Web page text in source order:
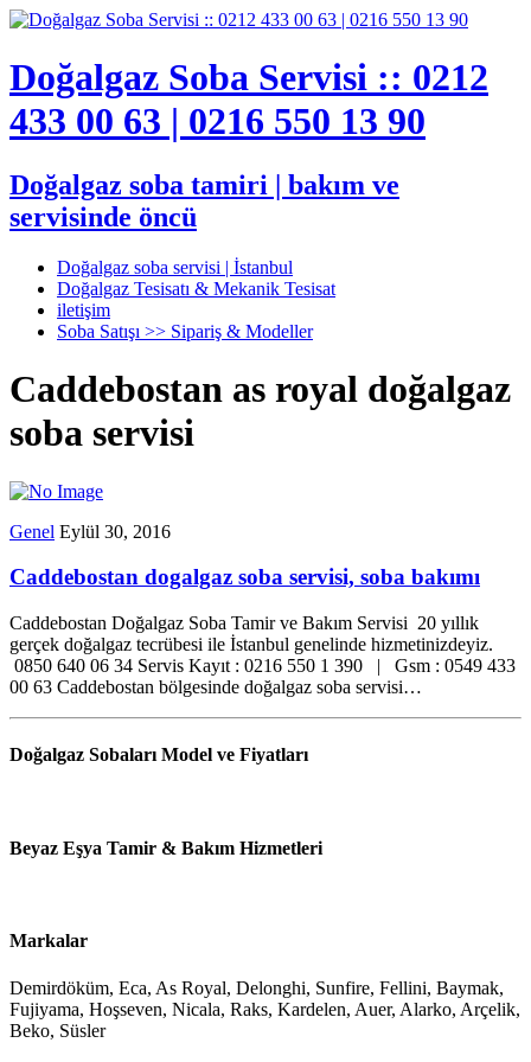
Doğalgaz Soba Servisi :: 0212
433 00 63 | 0216 550 13 90
Doğalgaz soba tamiri | bakım ve
servisinde öncü
Doğalgaz soba servisi | İstanbul
Doğalgaz Tesisatı & Mekanik Tesisat
iletişim
Soba Satışı >> Sipariş & Modeller
Caddebostan as royal doğalgaz
soba servisi
Genel Eylül 30, 2016
Caddebostan dogalgaz soba servisi, soba bakımı
Caddebostan Doğalgaz Soba Tamir ve Bakım Servisi 20 yıllık
gerçek doğalgaz tecrübesi ile İstanbul genelinde hizmetinizdeyiz.
0850 640 06 34 Servis Kayıt : 0216 550 1 390 | Gsm : 0549 433
00 63 Caddebostan bölgesinde doğalgaz soba servisi…
Doğalgaz Sobaları Model ve Fiyatları
Beyaz Eşya Tamir & Bakım Hizmetleri
Markalar
Demirdöküm, Eca, As Royal, Delonghi, Sunfire, Fellini, Baymak,
Fujiyama, Hoşseven, Nicala, Raks, Kardelen, Auer, Alarko, Arçelik,
Beko, Süsler